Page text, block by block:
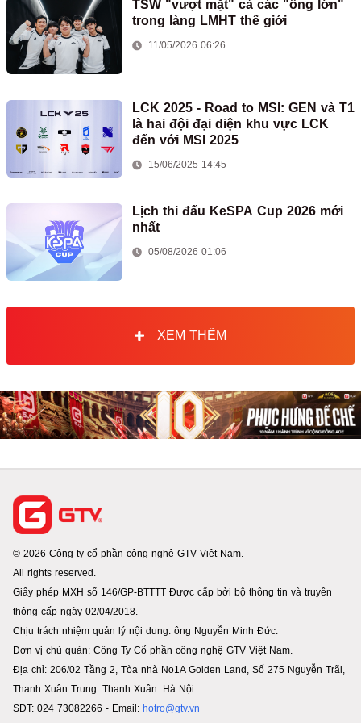
TSW "vượt mặt" cả các "ông lớn"
trong làng LMHT thế giới
11/05/2026 06:26
LCK 2025 - Road to MSI: GEN và T1
là hai đội đại diện khu vực LCK
đến với MSI 2025
15/06/2025 14:45
Lịch thi đấu KeSPA Cup 2026 mới
nhất
05/08/2026 01:06
XEM THÊM
© 2026 Công ty cổ phần công nghệ GTV Việt Nam.
All rights reserved.
Giấy phép MXH số 146/GP-BTTTT Được cấp bởi bộ thông tin và truyền
thông cấp ngày 02/04/2018.
Chịu trách nhiệm quản lý nội dung: ông Nguyễn Minh Đức.
Đơn vị chủ quản: Công Ty Cổ phần công nghệ GTV Việt Nam.
Địa chỉ: 206/02 Tầng 2, Tòa nhà No1A Golden Land, Số 275 Nguyễn Trãi,
Thanh Xuân Trung. Thanh Xuân. Hà Nội
SĐT: 024 73082266 - Email: hotro@gtv.vn